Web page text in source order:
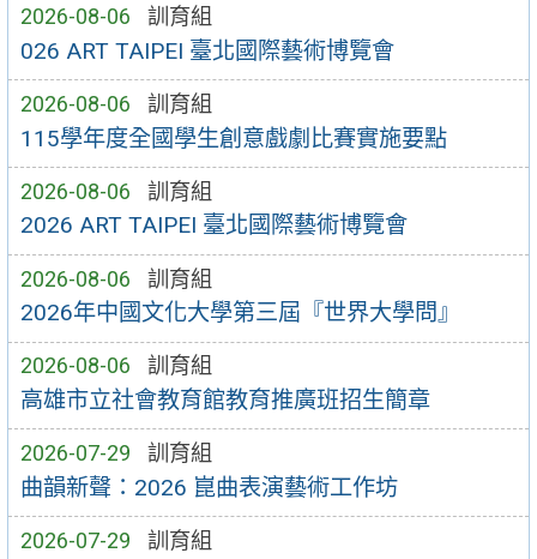
2026-08-06 訓育組
026 ART TAIPEI 臺北國際藝術博覽會
2026-08-06 訓育組
115學年度全國學生創意戲劇比賽實施要點
2026-08-06 訓育組
2026 ART TAIPEI 臺北國際藝術博覽會
2026-08-06 訓育組
2026年中國文化大學第三屆『世界大學問』
2026-08-06 訓育組
高雄市立社會教育館教育推廣班招生簡章
2026-07-29 訓育組
曲韻新聲：2026 崑曲表演藝術工作坊
2026-07-29 訓育組